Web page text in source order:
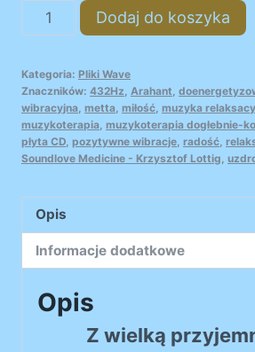
ilość
SOUNDLOVE
-
ARAHANT_Wave_CD2
Dodaj do koszyka
Kategoria: Pliki Wave
Znaczników: 432Hz Arahant
wibracyjna metta miłość muzyka
muzykoterapia muzykoterapia dogłebnie-
płyta CD pozytywne wibracje radość
Soundlove Medicine - Krzysztof Lottig
Opis
Informacje dodatkowe
Opis
Z wielką